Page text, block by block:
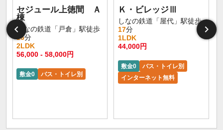
セジュール上徳間 Ａ
棟
しなの鉄道「戸倉」駅徒歩
16分
2LDK
56,000 - 58,000円
敷金0 バス・トイレ別
Ｋ・ビレッジⅢ
しなの鉄道「屋代」駅徒歩
17分
1LDK
44,000円
敷金0
バス・トイレ別
インターネット無料